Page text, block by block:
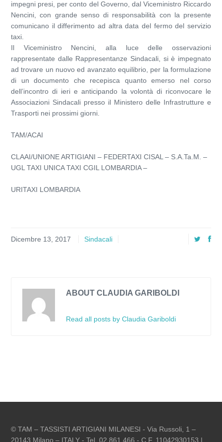
impegni presi, per conto del Governo, dal Viceministro Riccardo
Nencini, con grande senso di responsabilità con la presente
comunicano il differimento ad altra data del fermo del servizio
taxi.
Il Viceministro Nencini, alla luce delle osservazioni
rappresentate dalle Rappresentanze Sindacali, si è impegnato
ad trovare un nuovo ed avanzato equilibrio, per la formulazione
di un documento che recepisca quanto emerso nel corso
dell’incontro di ieri e anticipando la volontà di riconvocare le
Associazioni Sindacali presso il Ministero delle Infrastrutture e
Trasporti nei prossimi giorni.
TAM/ACAI
CLAAI/UNIONE ARTIGIANI – FEDERTAXI CISAL – S.A.Ta.M. –
UGL TAXI UNICA TAXI CGIL LOMBARDIA –
URITAXI LOMBARDIA
Dicembre 13, 2017 Sindacali
ABOUT CLAUDIA GARIBOLDI
Read all posts by Claudia Gariboldi
© TAM – TASSISTI ARTIGIANI MILANESI - Via Russoli, 1 –
20143 Milano – ITALY - Tel. 02 861 466 - C.F. 11042930153 |